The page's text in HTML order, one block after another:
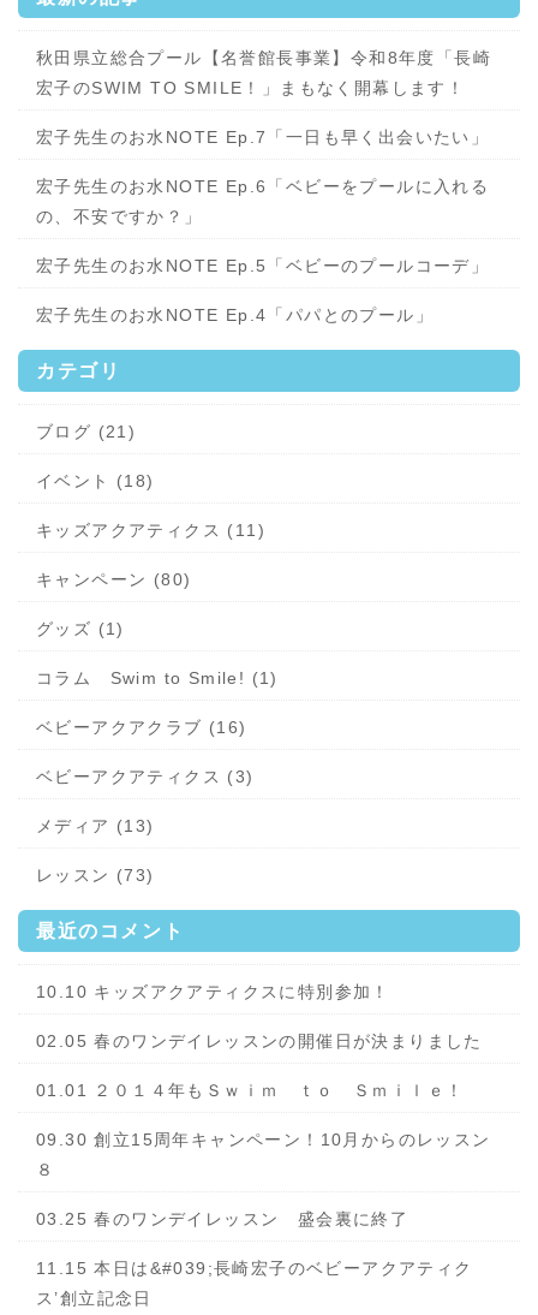
秋田県立総合プール【名誉館長事業】令和8年度「長崎
宏子のSWIM TO SMILE！」まもなく開幕します！
宏子先生のお水NOTE Ep.7「一日も早く出会いたい」
宏子先生のお水NOTE Ep.6「ベビーをプールに入れる
の、不安ですか？」
宏子先生のお水NOTE Ep.5「ベビーのプールコーデ」
宏子先生のお水NOTE Ep.4「パパとのプール」
カテゴリ
ブログ (21)
イベント (18)
キッズアクアティクス (11)
キャンペーン (80)
グッズ (1)
コラム Swim to Smile! (1)
ベビーアクアクラブ (16)
ベビーアクアティクス (3)
メディア (13)
レッスン (73)
最近のコメント
10.10 キッズアクアティクスに特別参加！
02.05 春のワンデイレッスンの開催日が決まりました
01.01 ２０１４年もＳｗｉｍ ｔｏ Ｓｍｉｌｅ！
09.30 創立15周年キャンペーン！10月からのレッスン
８
03.25 春のワンデイレッスン 盛会裏に終了
11.15 本日は&#039;長崎宏子のベビーアクアティク
ス’創立記念日